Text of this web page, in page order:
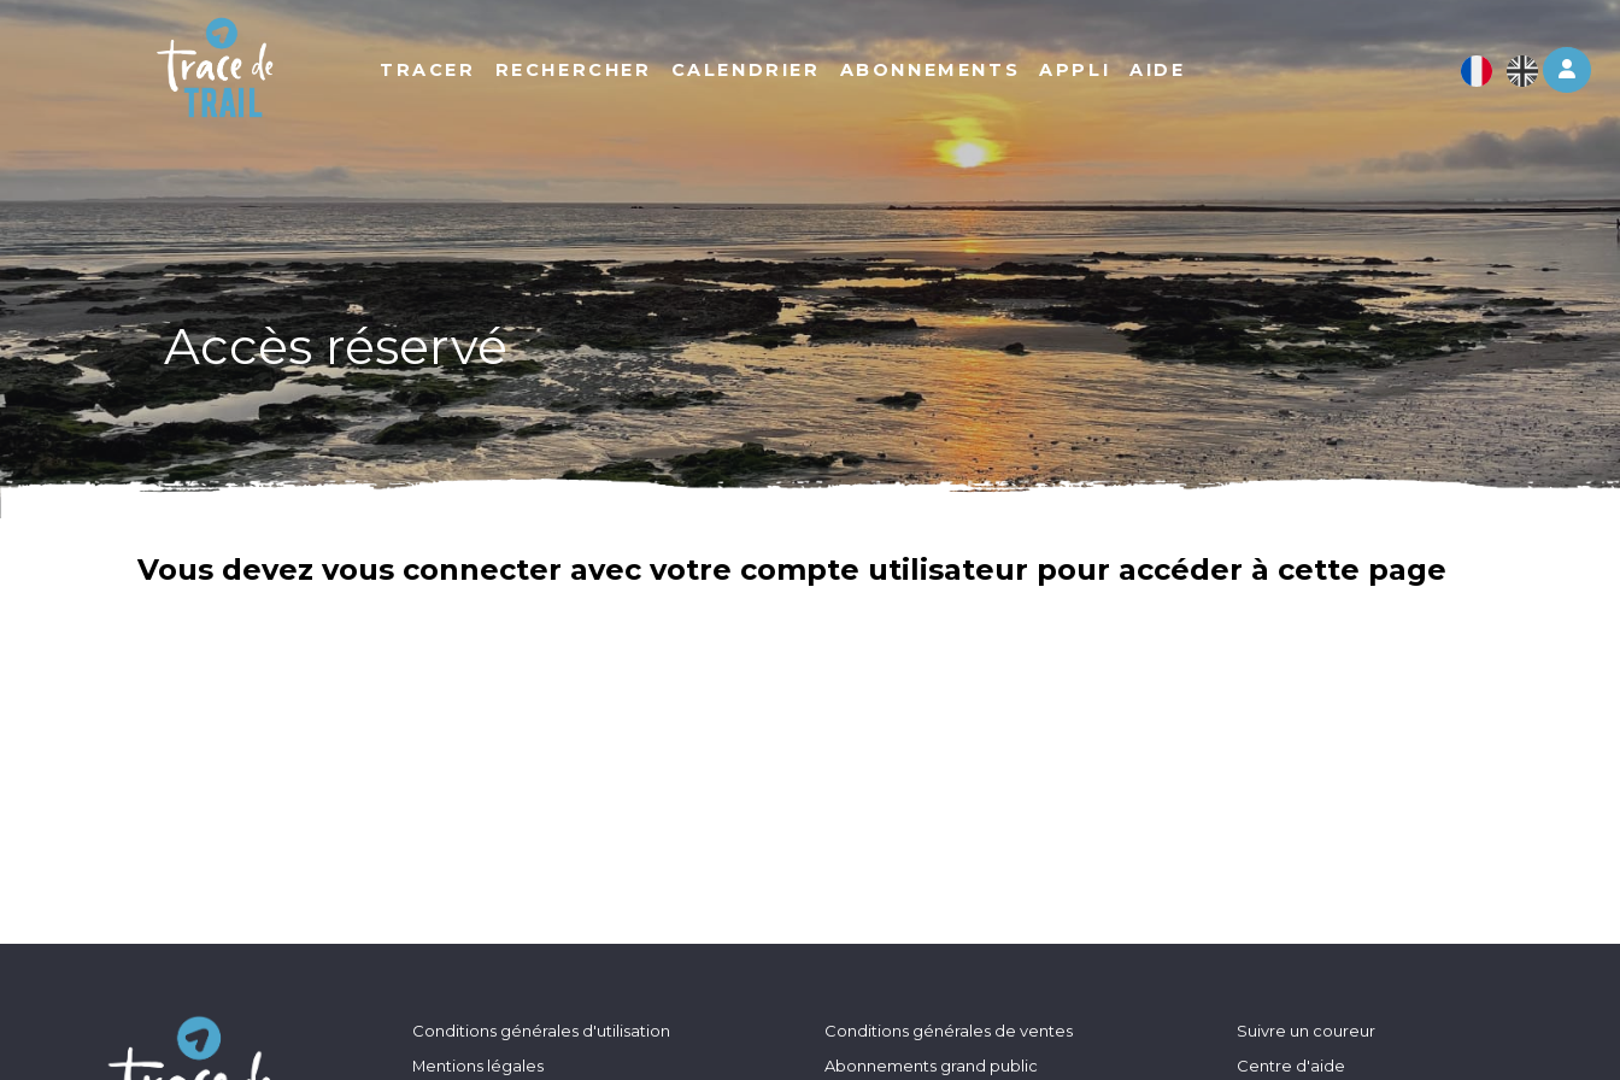
Log
TRACER RECHERCHER CALENDRIER ABONNEMENTS APPLI AIDE
Accès réservé
Vous devez vous connecter avec votre compte utilisateur pour accéder à cette page
Conditions générales d'utilisation
Mentions légales
Conditions générales de ventes
Abonnements grand public
Suivre un coureur
Centre d'aide